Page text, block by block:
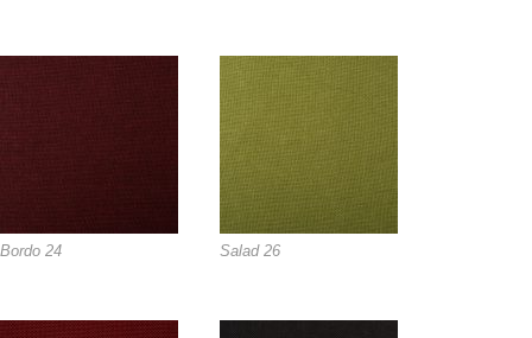
Bordo 24 Salad 26